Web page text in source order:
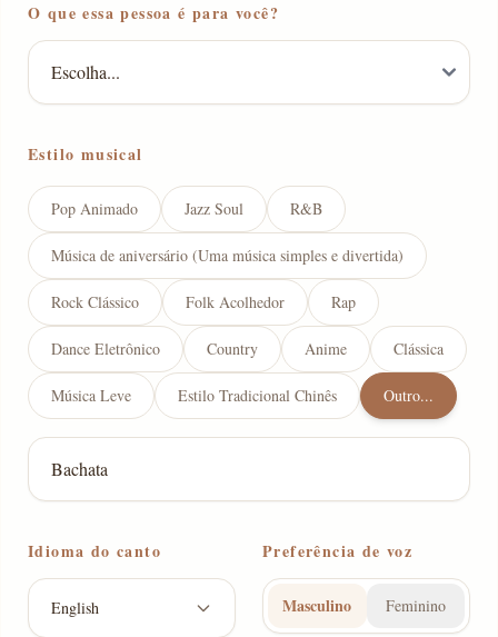
O que essa pessoa é para você?
Estilo musical
Pop Animado Jazz Soul R&B
Música de aniversário (Uma música simples e divertida)
Rock Clássico Folk Acolhedor Rap
Dance Eletrônico Country Anime Clássica
Música Leve Estilo Tradicional Chinês Outro...
Idioma do canto
English
Preferência de voz
Masculino Feminino